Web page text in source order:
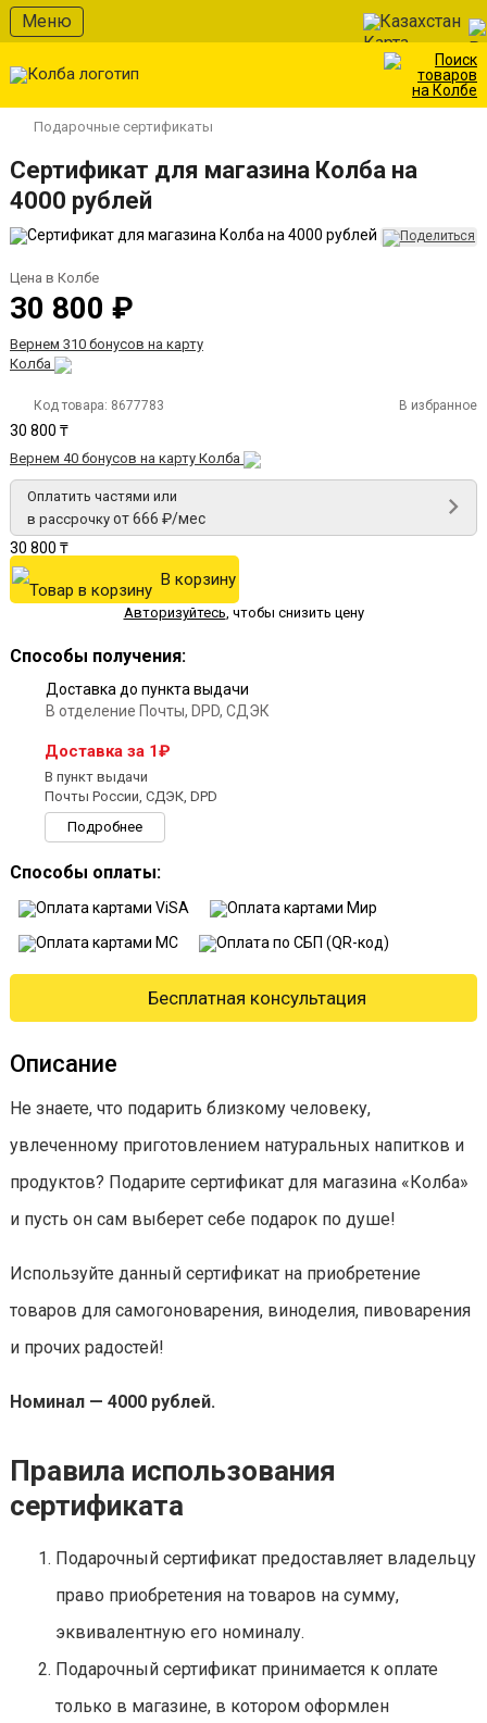
Меню Казахстан
Подарочные сертификаты
Сертификат для магазина Колба на
4000 рублей
Цена в Колбе
30 800 ₽
Вернем 310 бонусов на карту
Колба
Код товара: 8677783 В избранное
30 800 ₸
Вернем 40 бонусов на карту Колба
Оплатить частями или
в рассрочку от 666 ₽/мес
30 800 ₸
В корзину
Авторизуйтесь, чтобы снизить цену
Способы получения:
Доставка до пункта выдачи
В отделение Почты, DPD, СДЭК
Доставка за 1₽
В пункт выдачи
Почты России, СДЭК, DPD
Подробнее
Способы оплаты:
Бесплатная консультация
Описание
Не знаете, что подарить близкому человеку,
увлеченному приготовлением натуральных напитков и
продуктов? Подарите сертификат для магазина «Колба»
и пусть он сам выберет себе подарок по душе!
Используйте данный сертификат на приобретение
товаров для самогоноварения, виноделия, пивоварения
и прочих радостей!
Номинал — 4000 рублей.
Правила использования
сертификата
Подарочный сертификат предоставляет владельцу
право приобретения на товаров на сумму,
эквивалентную его номиналу.
Подарочный сертификат принимается к оплате
только в магазине, в котором оформлен